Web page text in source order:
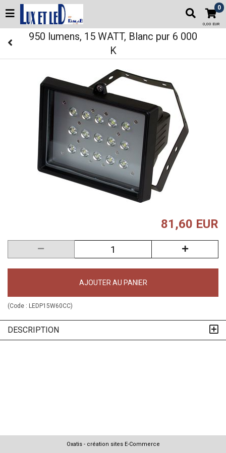
0
0,00 EUR
950 lumens, 15 WATT, Blanc pur 6 000
K
81,60 EUR
AJOUTER AU PANIER
(Code : LEDP15W60CC)
DESCRIPTION
Oxatis - création sites E-Commerce